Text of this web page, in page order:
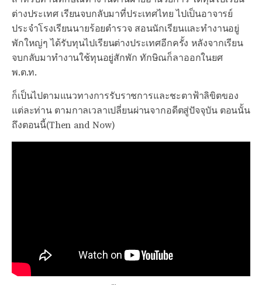
ต่างประเทศ เรียนจบกลับมาที่ประเทศไทย ไปเป็นอาจารย์
ประจำโรงเรียนนายร้อยตำรวจ สอนนักเรียนและทำงานอยู่
พักใหญ่ๆ ได้รับทุนไปเรียนต่างประเทศอีกครั้ง หลังจากเรียน
จบกลับมาทำงานใช้ทุนอยู่สักพัก ทักษิณก็ลาออกในยศ
พ.ต.ท.
ก็เป็นไปตามแนวทางการรับราชการและชะตาฟ้าลิขิตของ
แต่ละท่าน ตามกาลเวลาเปลี่ยนผ่านจากอดีตสู่ปัจจุบัน ตอนนั้น
ถึงตอนนี้(Then and Now)